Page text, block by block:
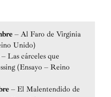
– Al Faro de Virginia
Unido)
– Las cárceles que
(Ensayo – Reino
– El Malentendido de